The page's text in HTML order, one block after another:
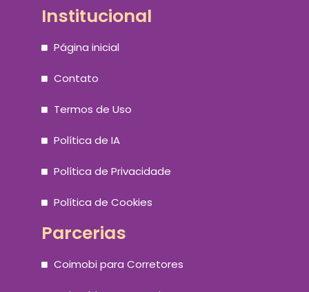
Institucional
Página inicial
Contato
Termos de Uso
Política de IA
Política de Privacidade
Política de Cookies
Parcerias
Coimobi para Corretores